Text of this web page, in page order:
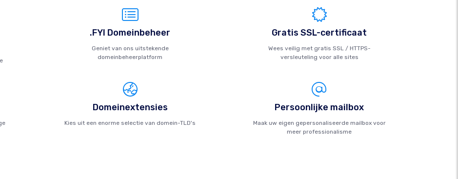
.FYI Domeinbeheer
Geniet van ons uitstekende
domeinbeheerplatform
Gratis SSL-certificaat
Wees veilig met gratis SSL / HTTPS-
versleuteling voor alle sites
Domeinextensies
Kies uit een enorme selectie van domein-TLD's
Persoonlijke mailbox
Maak uw eigen gepersonaliseerde mailbox voor
meer professionalisme